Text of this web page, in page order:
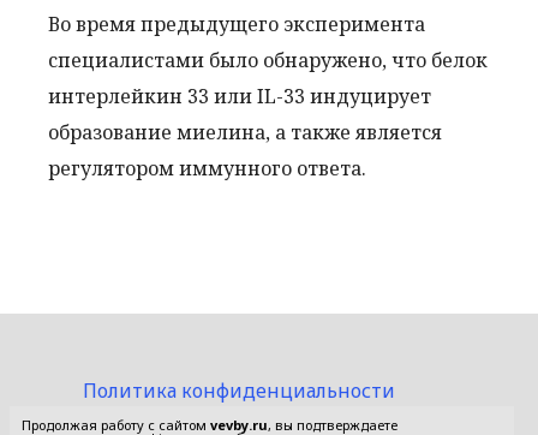
Во время предыдущего эксперимента
специалистами было обнаружено, что белок
интерлейкин 33 или IL-33 индуцирует
образование миелина, а также является
регулятором иммунного ответа.
Политика конфиденциальности
Пользовательское соглашение
Продолжая работу с сайтом vevby.ru, вы подтверждаете